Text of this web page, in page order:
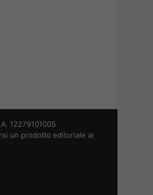
12279101005
un prodotto editoriale ai